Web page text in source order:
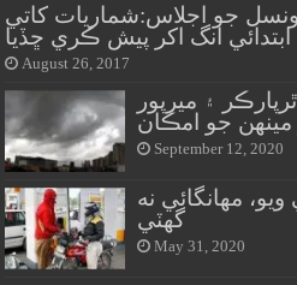
جو اجلاس:شماريات کاتي
انگ اکر پيش ڪري ڇڏيا
August 26, 2017
۽ ميرپور
مينهن جو امڪان
September 12, 2020
مهانگائي نه
گهٽي
May 31, 2020